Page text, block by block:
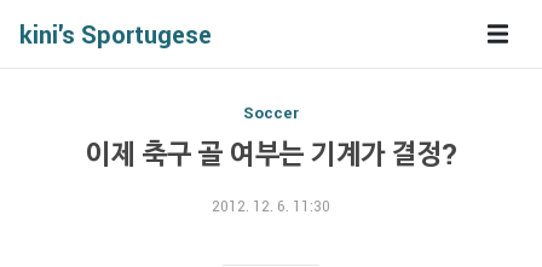
kini's Sportugese
Soccer
이제 축구 골 여부는 기계가 결정?
2012. 12. 6. 11:30